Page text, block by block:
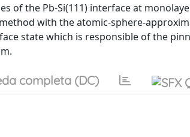
of the Pb-Si(111) interface at
with the atomic-sphere-
state which is responsible of the
completa (DC)